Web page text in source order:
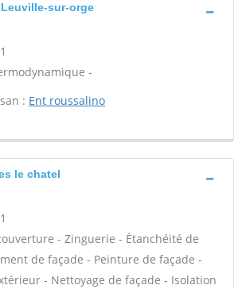
sur-orge
-
: Ent roussalino
le chatel
- Zinguerie - Étanchéité de
de façade - Peinture de façade -
- Nettoyage de façade - Isolation